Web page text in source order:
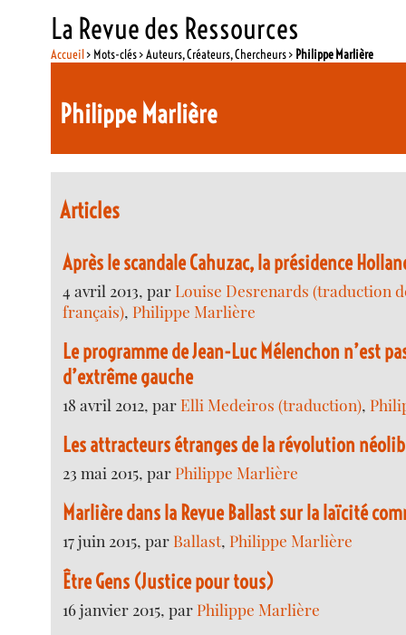
La Revue des Ressources
Accueil> Mots-clés > Auteurs, Créateurs, Chercheurs > Philippe Marlière
Philippe Marlière
Articles
Après le scandale Cahuzac, la présidence
4 avril 2013, parLouise Desrenards (traduction
français), Philippe Marlière
Le programme de Jean-Luc Mélenchon n’est
d’extrême gauche
18 avril 2012, parElli Medeiros (traduction),
Les attracteurs étranges de la révolution
23 mai 2015, par Philippe Marlière
Marlière dans la Revue Ballast sur la laïcité
17 juin 2015, par Ballast, Philippe Marlière
Être Gens (Justice pour tous)
16 janvier 2015, par Philippe Marlière